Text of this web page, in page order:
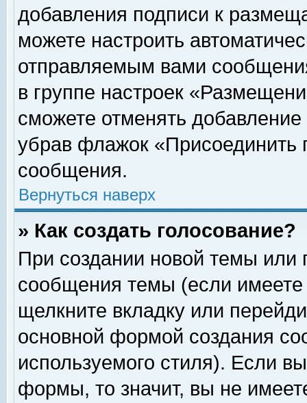
добавления подписи к
можете настроить
отправляемым вами
в группе настроек
сможете отменять
убрав флажок «Присоединить
сообщения.
Вернуться наверх
» Как создать голосование?
При создании новой темы или
сообщения темы (если
щелкните вкладку или
основной формой создания
используемого стиля). Если
формы, то значит, вы не